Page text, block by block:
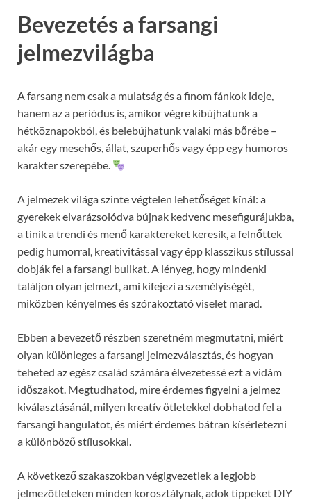
Bevezetés a farsangi
jelmezvilágba
A farsang nem csak a mulatság és a finom fánkok ideje,
hanem az a periódus is, amikor végre kibújhatunk a
hétköznapokból, és belebújhatunk valaki más bőrébe –
akár egy mesehős, állat, szuperhős vagy épp egy humoros
karakter szerepébe.
A jelmezek világa szinte végtelen lehetőséget kínál: a
gyerekek elvarázsolódva bújnak kedvenc mesefigurájukba,
a tinik a trendi és menő karaktereket keresik, a felnőttek
pedig humorral, kreativitással vagy épp klasszikus stílussal
dobják fel a farsangi bulikat. A lényeg, hogy mindenki
találjon olyan jelmezt, ami kifejezi a személyiségét,
miközben kényelmes és szórakoztató viselet marad.
Ebben a bevezető részben szeretném megmutatni, miért
olyan különleges a farsangi jelmezválasztás, és hogyan
teheted az egész család számára élvezetessé ezt a vidám
időszakot. Megtudhatod, mire érdemes figyelni a jelmez
kiválasztásánál, milyen kreatív ötletekkel dobhatod fel a
farsangi hangulatot, és miért érdemes bátran kísérletezni
a különböző stílusokkal.
A következő szakaszokban végigvezetlek a legjobb
jelmezötleteken minden korosztálynak, adok tippeket DIY